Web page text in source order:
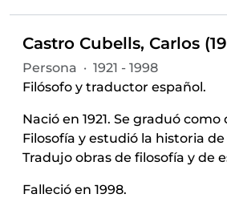
Castro Cubells, Carlos
Persona · 1921 - 1998
Filósofo y traductor español.
Nació en 1921. Se graduó
Filosofía y estudió la historia
Tradujo obras de filosofía y de
Falleció en 1998.